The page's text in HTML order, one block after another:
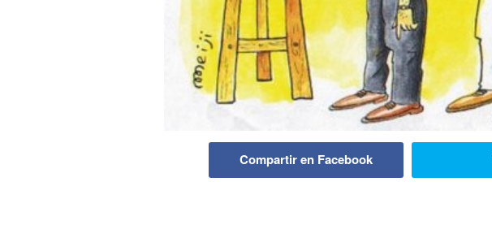
Compartir en Facebook